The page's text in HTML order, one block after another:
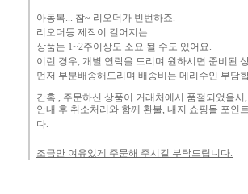
아동복... 참~ 리오더가 빈번하죠.​
리오더등 제작이 길어지는
상품는 1~2주이상도 소요 될 수도 있어요.
이런 경우, 개별 연락을 드리며 원하시면 준비된
먼 저 부분배송해드리며 배송비는 메리수인 부담
간혹 , 주문하신 상품이 거래처에서 품절되었을시,
안내 후 취소처리와 함께 환불, 내지 쇼핑몰 포인
다.
조금만 여유있게 주문해 주시길 부탁드립니다.